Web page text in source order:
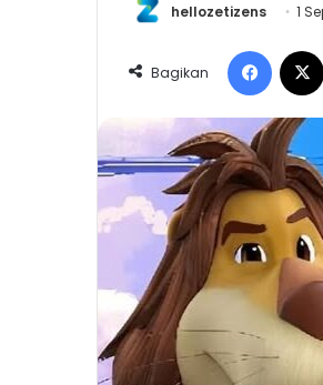
hellozetizens 1
Bagikan